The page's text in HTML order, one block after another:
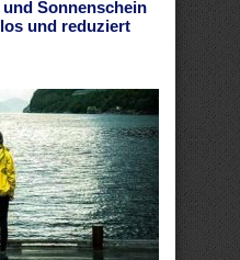
Sonnenschein
und reduziert